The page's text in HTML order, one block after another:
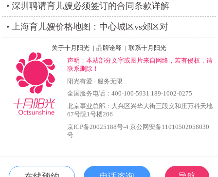
深圳聘请育儿嫂必须签订的合同条款详解
上海育儿嫂价格地图：中心城区vs郊区对
关于十月阳光 | 品牌诠释 | 联系十月阳光
声明：本站部分文字或图片来自网络，若有侵权，请
联系删除！
阳光有爱 · 服务无限
全国服务电话：400-100-5931 189-1002-0275
北京事业总部：大兴区兴华大街三段义和庄万科天地
67号院1号楼206
京ICP备20025188号-4 京公网安备11010502058030
号